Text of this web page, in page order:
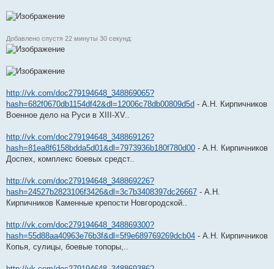
Добавлено спустя 22 минуты 30 секунд:
http://vk.com/doc279194648_348869065?
hash=682f0670db1154df42&dl=12006c78db00809d5d - А.Н. Кирпичников
Военное дело на Руси в XIII-XV..
http://vk.com/doc279194648_348869126?
hash=81ea8f6158bdda5d01&dl=7973936b180f780d00 - А.Н. Кирпичников
Доспех, комплекс боевых средст..
http://vk.com/doc279194648_348869226?
hash=24527b2823106f3426&dl=3c7b3408397dc26667 - А.Н.
Кирпичников Каменные крепости Новгородской..
http://vk.com/doc279194648_348869300?
hash=55d88aa40963e76b3f&dl=5f9e689769269dcb04 - А.Н. Кирпичников
Копья, сулицы, боевые топоры,..